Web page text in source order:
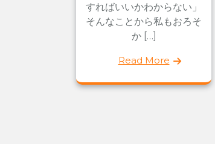
すればいいかわからない」
そんなことから私もおろそ
か […]
Read More